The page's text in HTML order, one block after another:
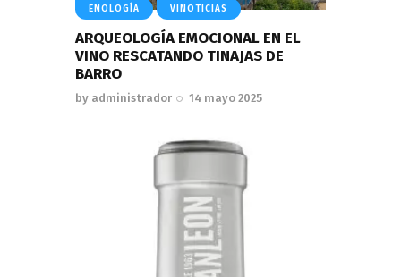
ENOLOGÍA VINOTICIAS
ARQUEOLOGÍA EMOCIONAL EN EL
VINO RESCATANDO TINAJAS DE
BARRO
by administrador 14 mayo 2025